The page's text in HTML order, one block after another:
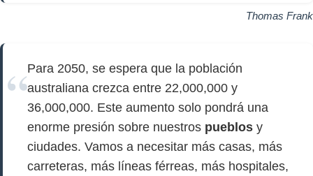
Thomas Frank
Para 2050, se espera que la población
australiana crezca entre 22,000,000 y
36,000,000. Este aumento solo pondrá una
enorme presión sobre nuestros pueblos y
ciudades. Vamos a necesitar más casas, más
carreteras, más líneas férreas, más hospitales,